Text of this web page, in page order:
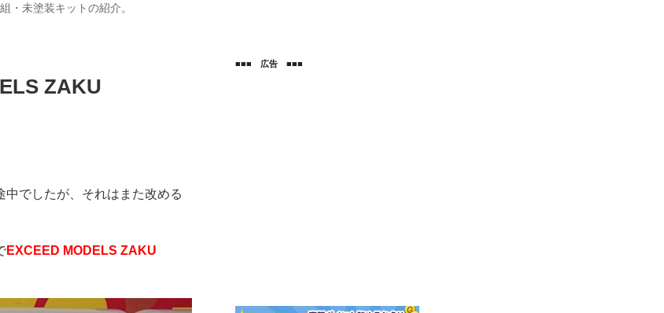
・未塗装キットの紹介。
ZAKU
でしたが、それはまた改める
EXCEED MODELS ZAKU
■■■ 広告 ■■■